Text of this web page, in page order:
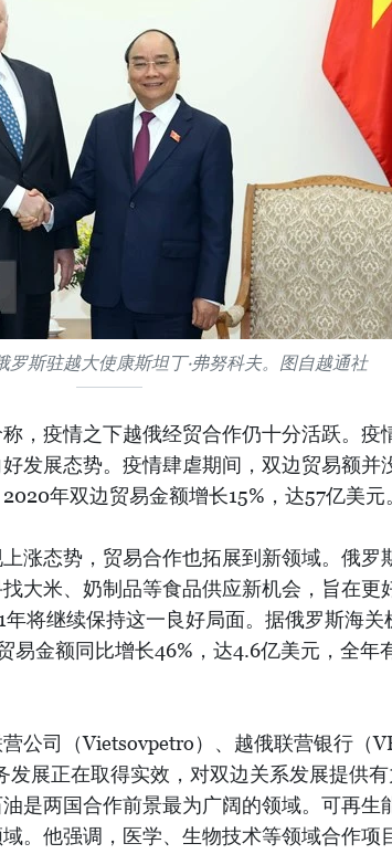
罗斯驻越大使康斯坦丁·弗努科夫。图自越通社
，疫情之下越俄经贸合作仍十分活跃。疫
发展态势。疫情肆虐期间，双边贸易额并
年双边贸易金额增长15%，达57亿美元
涨态势，贸易合作也拓展到新领域。俄罗
大米、奶制品等食品供应新机会，旨在更
将继续保持这一良好局面。据俄罗斯海关
易金额同比增长46%，达4.6亿美元，全年
公司（Vietsovpetro）、越俄联营银行（
展正在取得实效，对双边关系发展提供有
是两国合作前景最为广阔的领域。可再生
。他强调，医学、生物技术等领域合作项